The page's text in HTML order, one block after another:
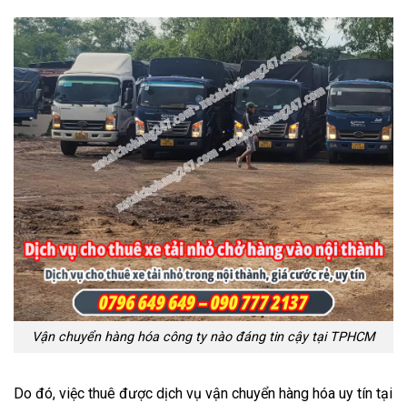
Vận chuyển hàng hóa công ty nào đáng tin cậy tại TPHCM
Do đó, việc thuê được dịch vụ vận chuyển hàng hóa uy tín tại